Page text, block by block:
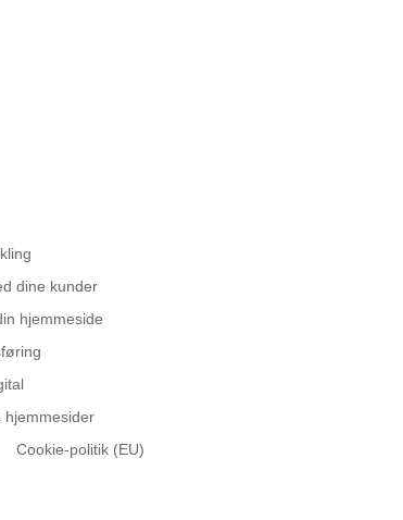
dine kunder
hjemmeside
hjemmesider
Cookie-politik (EU)